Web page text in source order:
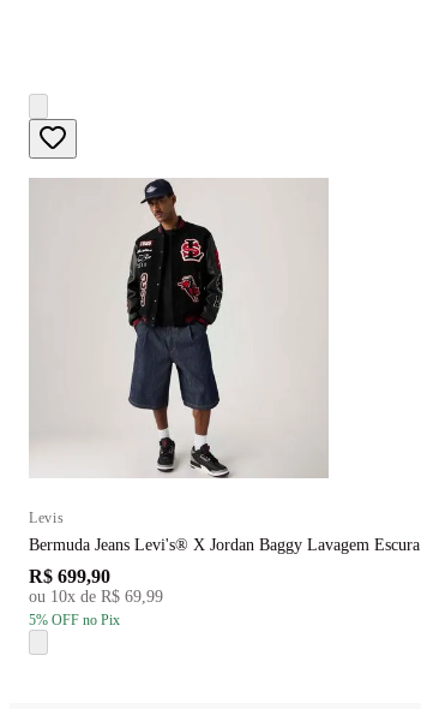
Levis
Bermuda Jeans Levi's® X Jordan Baggy Lavagem Escura
R$ 699,90
ou 10x de R$ 69,99
5% OFF no Pix